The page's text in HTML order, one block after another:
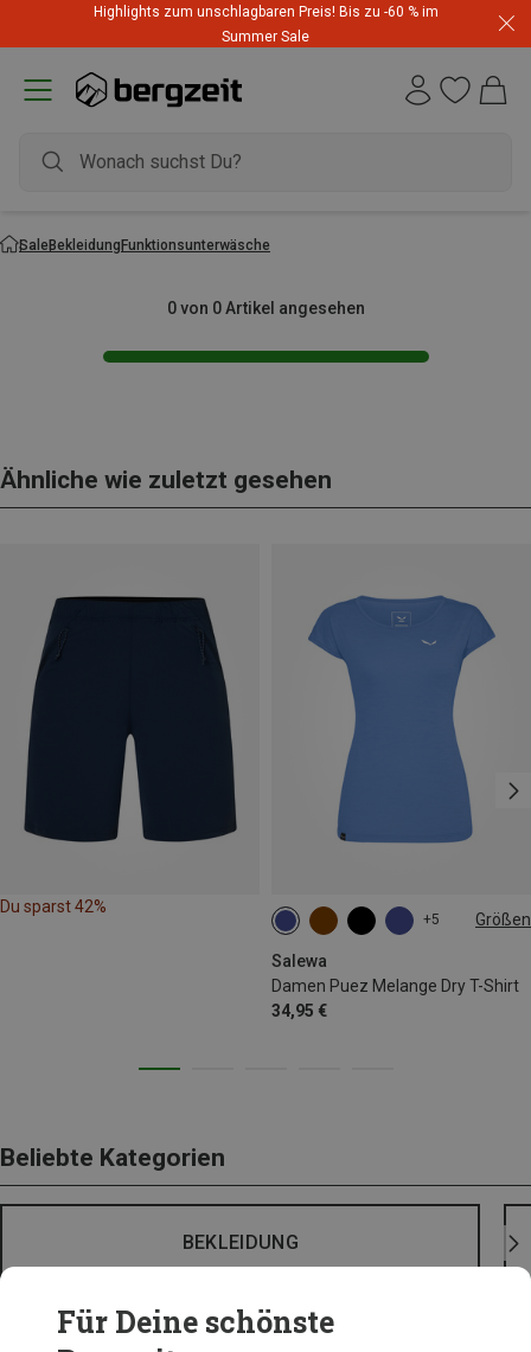
Highlights zum unschlagbaren Preis! Bis zu -60 % im
Summer Sale
SaleBekleidungFunktionsunterwäsche
0 von 0 Artikel angesehen
Ähnliche wie zuletzt gesehen
Du sparst 42%
+5 Größen
Salewa
Damen Puez Melange Dry T-Shirt
34,95 €
XS S M
Beliebte Kategorien
BEKLEIDUNG
Für Deine schönste